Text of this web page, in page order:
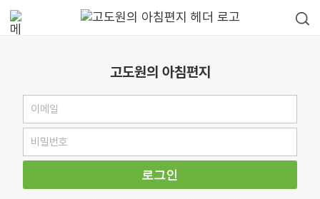
고도원의 아침편지
로그인